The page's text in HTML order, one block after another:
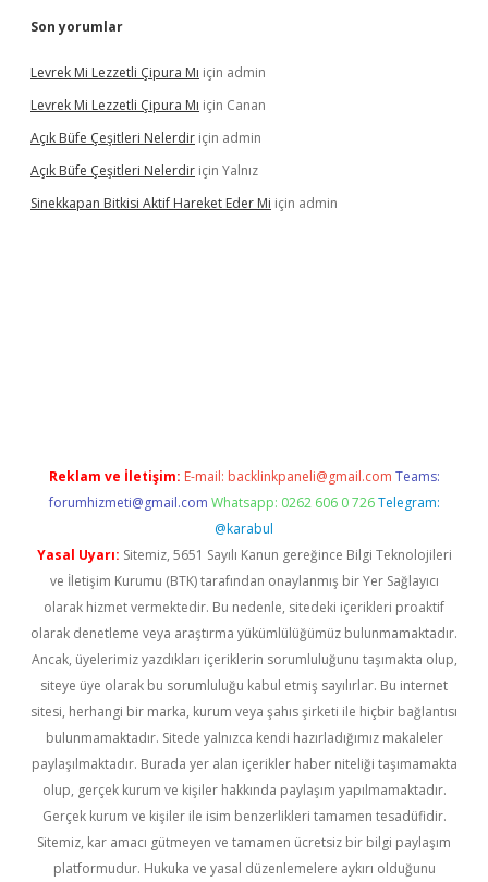
Son yorumlar
Levrek Mi Lezzetli Çipura Mı için admin
Levrek Mi Lezzetli Çipura Mı için Canan
Açık Büfe Çeşitleri Nelerdir için admin
Açık Büfe Çeşitleri Nelerdir için Yalnız
Sinekkapan Bitkisi Aktif Hareket Eder Mi için admin
Reklam ve İletişim: E-mail: backlinkpaneli@gmail.com Teams:
forumhizmeti@gmail.com Whatsapp: 0262 606 0 726 Telegram:
@karabul
Yasal Uyarı: Sitemiz, 5651 Sayılı Kanun gereğince Bilgi Teknolojileri
ve İletişim Kurumu (BTK) tarafından onaylanmış bir Yer Sağlayıcı
olarak hizmet vermektedir. Bu nedenle, sitedeki içerikleri proaktif
olarak denetleme veya araştırma yükümlülüğümüz bulunmamaktadır.
Ancak, üyelerimiz yazdıkları içeriklerin sorumluluğunu taşımakta olup,
siteye üye olarak bu sorumluluğu kabul etmiş sayılırlar. Bu internet
sitesi, herhangi bir marka, kurum veya şahıs şirketi ile hiçbir bağlantısı
bulunmamaktadır. Sitede yalnızca kendi hazırladığımız makaleler
paylaşılmaktadır. Burada yer alan içerikler haber niteliği taşımamakta
olup, gerçek kurum ve kişiler hakkında paylaşım yapılmamaktadır.
Gerçek kurum ve kişiler ile isim benzerlikleri tamamen tesadüfidir.
Sitemiz, kar amacı gütmeyen ve tamamen ücretsiz bir bilgi paylaşım
platformudur. Hukuka ve yasal düzenlemelere aykırı olduğunu